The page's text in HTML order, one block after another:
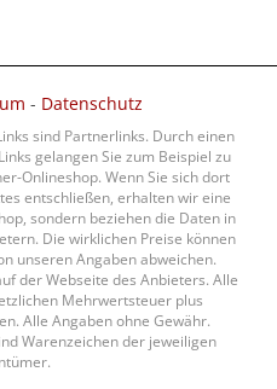
- Datenschutz
sind Partnerlinks. Durch einen
gelangen Sie zum Beispiel zu
Onlineshop. Wenn Sie sich dort
entschließen, erhalten wir eine
sondern beziehen die Daten in
Die wirklichen Preise können
unseren Angaben abweichen.
der Webseite des Anbieters. Alle
Mehrwertsteuer plus
Alle Angaben ohne Gewähr.
Warenzeichen der jeweiligen